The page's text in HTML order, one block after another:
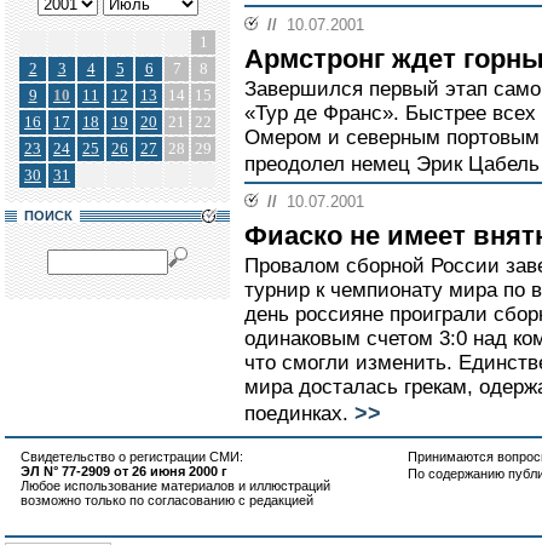
1
2
3 4 5 6 7
8
9
10 11 12 13 14
15
16
17 18 19 20 21
22
23
24 25 26 27 28 29
30
31
ПОИСК
// 10.07.2001
Армстронг ждет
Завершился первый этап
«Тур де Франс». Быстрее
Омером и северным
преодолел немец Эрик
// 10.07.2001
Фиаско не имеет
Провалом сборной России
турнир к чемпионату мира по
день россияне проиграли
одинаковым счетом 3:0 над
что смогли изменить.
мира досталась грекам,
поединках. >>
Свидетельство о регистрации СМИ:
ЭЛ N° 77-2909 от 26 июня 2000 г
Любое использование материалов и иллюстраций
возможно только по согласованию с редакцией
Принимаются
По содержанию